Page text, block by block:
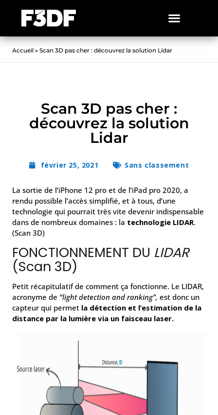
Accueil » Scan 3D pas cher : découvrez la solution Lidar
Scan 3D pas cher :
découvrez la solution
Lidar
février 25, 2021 Sans classement
La sortie de l’iPhone 12 pro et de l’iPad pro 2020, a
rendu possible l’accès simplifié, et à tous, d’une
technologie qui pourrait très vite devenir indispensable
dans de nombreux domaines : la technologie LIDAR.
(Scan 3D)
FONCTIONNEMENT DU LIDAR
(Scan 3D)
Petit récapitulatif de comment ça fonctionne. Le LIDAR,
acronyme de “light detection and ranking”, est donc un
capteur qui permet la détection et l’estimation de la
distance par la lumière via un faisceau laser.